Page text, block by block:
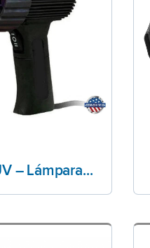
Spectro UV – Lámparas Portátil